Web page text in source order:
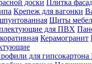
доски Плитка
Крепеж для вагонки
Щиты
для ПВХ
Керамогранит
для гипсокартона